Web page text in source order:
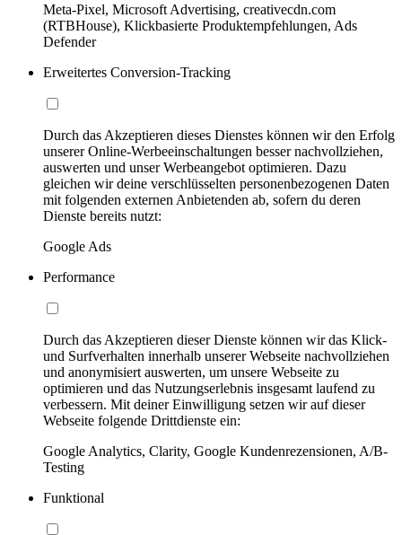
Meta-Pixel, Microsoft Advertising, creativecdn.com
(RTBHouse), Klickbasierte Produktempfehlungen, Ads
Defender
Erweitertes Conversion-Tracking
Durch das Akzeptieren dieses Dienstes können wir den Erfolg
unserer Online-Werbeeinschaltungen besser nachvollziehen,
auswerten und unser Werbeangebot optimieren. Dazu
gleichen wir deine verschlüsselten personenbezogenen Daten
mit folgenden externen Anbietenden ab, sofern du deren
Dienste bereits nutzt:
Google Ads
Performance
Durch das Akzeptieren dieser Dienste können wir das Klick-
und Surfverhalten innerhalb unserer Webseite nachvollziehen
und anonymisiert auswerten, um unsere Webseite zu
optimieren und das Nutzungserlebnis insgesamt laufend zu
verbessern. Mit deiner Einwilligung setzen wir auf dieser
Webseite folgende Drittdienste ein:
Google Analytics, Clarity, Google Kundenrezensionen, A/B-
Testing
Funktional